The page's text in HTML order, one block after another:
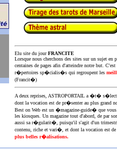
Elu site du jourFRANCITE
Lorsque nous cherchons des sites sur un sujet en
centaines de pages afin d'atteindre notre but.
r�pertoires sp�cialis�s qui regroupent les
(Francit�)
A deux reprises, ASTROPORTAIL a �t�
dont la vocation est de pr�senter au plus grand
Best on Web est un �magazine-guide� que
les kiosques. Un magazine tout d'abord, de par
aussi sa r�gularit�, puisqu'il s'agit d'un
contenu, riche et vari�, et dont la vocation est de
plus belles r�alisations.